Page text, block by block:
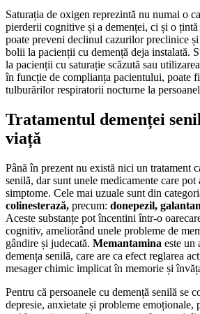
Saturația de oxigen reprezintă nu numai o
pierderii cognitive și a demenței, ci și o
poate preveni declinul cazurilor preclinice
bolii la pacienții cu demență deja instalată.
la pacienții cu saturație scăzută sau
în funcție de complianța pacientului, poate
tulburărilor respiratorii nocturne la
Tratamentul demenței
viață
Până în prezent nu există nici un tratament
senilă, dar sunt unele medicamente care
simptome. Cele mai uzuale sunt din
colinesterază, precum: donepezil,
Aceste substanțe pot încentini într-o
cognitiv, ameliorând unele probleme de
gândire și judecată. Memantamina este un
demența senilă, care are ca efect reglarea
mesager chimic implicat în memorie și
Pentru că persoanele cu demență senilă se
depresie, anxietate și probleme emoționale,